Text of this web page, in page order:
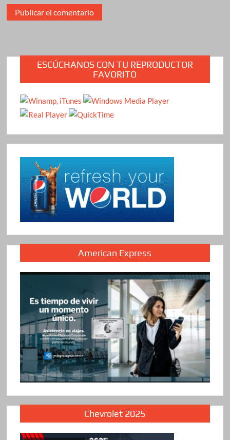
ESCÚCHANOS CON TU REPRODUCTOR
FAVORITO
American Express
Chevrolet 2025